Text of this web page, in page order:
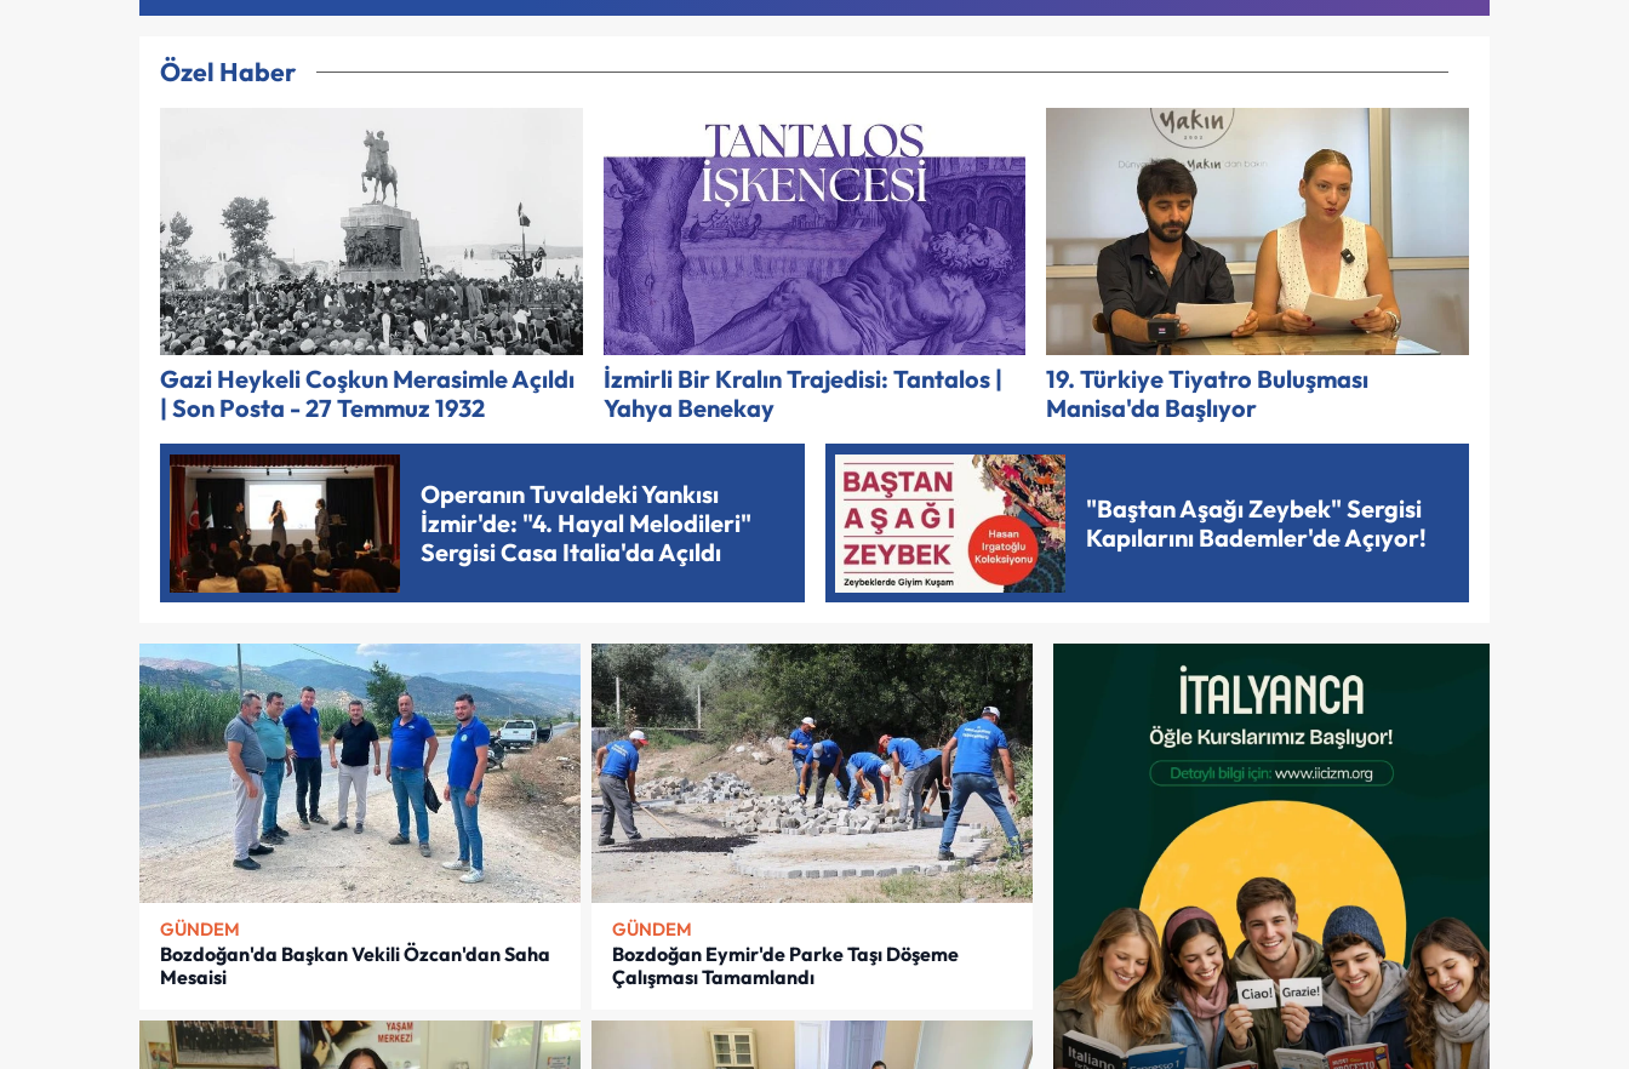
Özel Haber
Gazi Heykeli Coşkun Merasimle Açıldı
| Son Posta - 27 Temmuz 1932
İzmirli Bir Kralın Trajedisi: Tantalos |
Yahya Benekay
19. Türkiye Tiyatro Buluşması
Manisa'da Başlıyor
Operanın Tuvaldeki Yankısı
İzmir'de: "4. Hayal Melodileri"
Sergisi Casa Italia'da Açıldı
"Baştan Aşağı Zeybek" Sergisi
Kapılarını Bademler'de Açıyor!
GÜNDEM
Bozdoğan'da Başkan Vekili Özcan'dan Saha
Mesaisi
GÜNDEM
Bozdoğan Eymir'de Parke Taşı Döşeme
Çalışması Tamamlandı